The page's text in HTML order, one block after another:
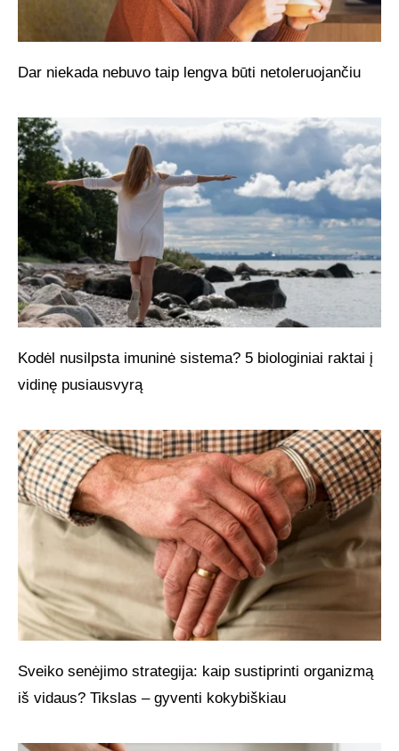
Dar niekada nebuvo taip lengva būti netoleruojančiu
Kodėl nusilpsta imuninė sistema? 5 biologiniai raktai į
vidinę pusiausvyrą
Sveiko senėjimo strategija: kaip sustiprinti organizmą
iš vidaus? Tikslas – gyventi kokybiškiau